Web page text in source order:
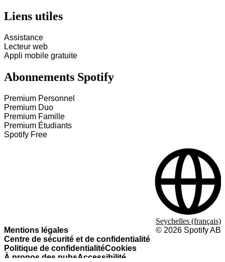
Liens utiles
Assistance
Lecteur web
Appli mobile gratuite
Abonnements Spotify
Premium Personnel
Premium Duo
Premium Famille
Premium Étudiants
Spotify Free
Mentions légales
Centre de sécurité et de confidentialité
Politique de confidentialitéCookies
À propos des pubsAccessibilité
© 2026 Spotify AB
Seychelles (français)